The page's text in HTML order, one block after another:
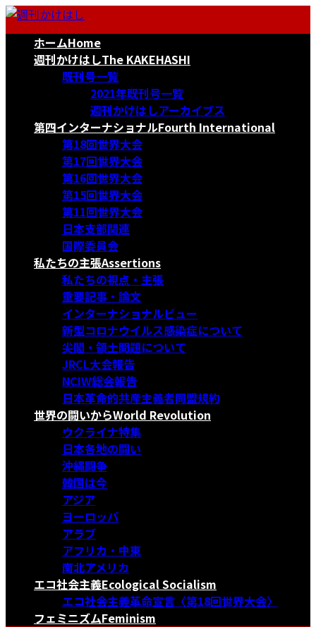
コ
ナ
ホームHome
週刊かけはしThe KAKEHASHI
既刊号一覧
2021年既刊号一覧
週刊かけはしアーカイブス
第四インターナショナルFourth International
第18回世界大会
第17回世界大会
第16回世界大会
第15回世界大会
第11回世界大会
日本支部関連
国際委員会
私たちの主張Assertions
私たちの視点・主張
重要記事・論文
インターナショナルビュー
新型コロナウイルス感染症について
尖閣・領土問題について
JRCL大会報告
NCIW総会報告
日本革命的共産主義者同盟規約
世界の闘いからWorld Revolution
ウクライナ特集
日本各地の闘い
沖縄闘争
韓国は今
アジア
ヨーロッパ
アラブ
アフリカ・中東
南北アメリカ
エコ社会主義Ecological Socialism
エコ社会主義革命宣言〈第18回世界大会〉
フェミニズムFeminism